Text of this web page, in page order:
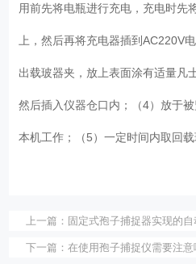
用前先将电瓶进行充电，充电时先
上，然后再将充电器插到AC220V
出载玻器夹，放上表面涂有适量凡
然后插入仪器仓口内；（4）放于
本机工作；（5）一定时间内取回
上一篇： 固定式孢子捕捉器实现的
下一篇： 在使用孢子捕捉仪需要注